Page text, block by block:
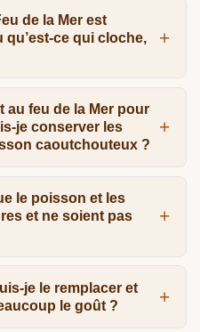
de la Mer est
ce qui cloche,
au feu de la Mer pour
je conserver les
caoutchouteux ?
le poisson et les
et ne soient pas
je le remplacer et
le goût ?